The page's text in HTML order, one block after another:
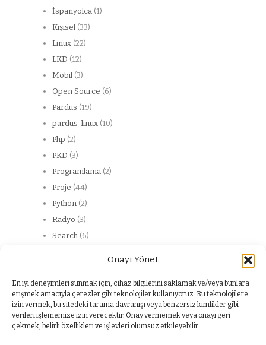
Onayı Yönet
En iyi deneyimleri sunmak için, cihaz bilgilerini saklamak ve/veya bunlara
erişmek amacıyla çerezler gibi teknolojiler kullanıyoruz. Bu teknolojilere
izin vermek, bu sitedeki tarama davranışı veya benzersiz kimlikler gibi
verileri işlememize izin verecektir. Onay vermemek veya onayı geri
çekmek, belirli özellikleri ve işlevleri olumsuz etkileyebilir.
İspanyolca (1)
Kişisel (33)
Linux (22)
LKD (12)
Mobil (3)
Open Source (6)
Pardus (19)
pardus-linux (10)
Php (2)
PKD (3)
Programlama (2)
Proje (44)
Python (2)
Radyo (3)
Search (6)
web service(2)
Windows(1)
Yabancı dil(1)